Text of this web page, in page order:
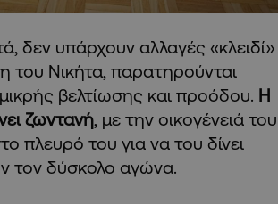
δεν υπάρχουν αλλαγές «κλειδί»
του Νικήτα, παρατηρούνται
βελτίωσης και προόδου. Η
ζωντανή, με την οικογένειά του
πλευρό του για να του δίνει
τον δύσκολο αγώνα.